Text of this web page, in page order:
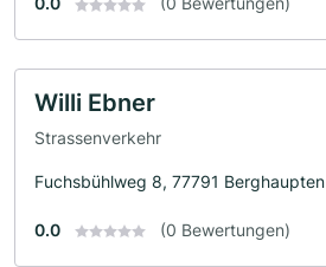
Willi Ebner
Strassenverkehr
Fuchsbühlweg 8, 77791 Berghaupten
0.0 (0 Bewertungen)